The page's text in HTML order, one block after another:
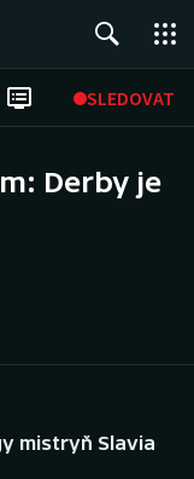
SLEDOVAT
Derby je
mistryň Slavia